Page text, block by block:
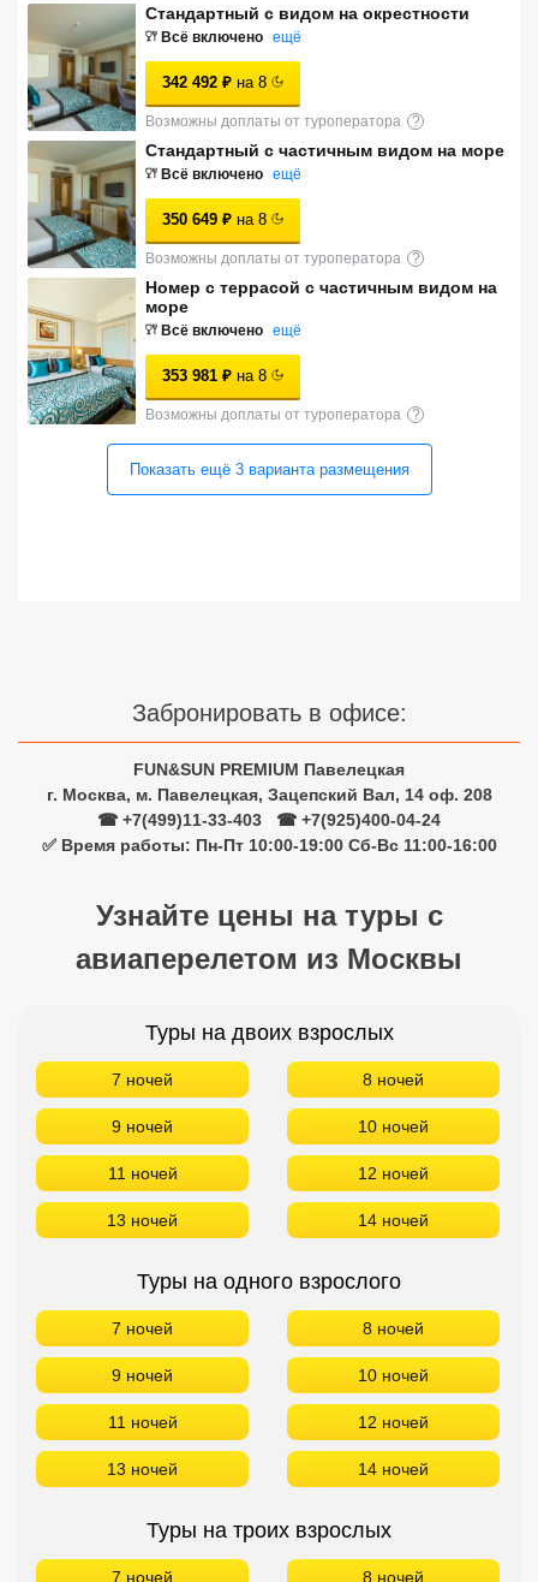
Стандартный с видом на окрестности
Всё включено ещё
342 492 ₽ на 8
Возможны доплаты от туроператора ?
Стандартный с частичным видом на море
Всё включено ещё
350 649 ₽ на 8
Возможны доплаты от туроператора ?
Номер с террасой с частичным видом на
море
Всё включено ещё
353 981 ₽ на 8
Возможны доплаты от туроператора ?
Показать ещё 3 вариантаразмещения
Забронировать в офисе:
FUN&SUN PREMIUM Павелецкая
г. Москва, м. Павелецкая, Зацепский Вал, 14 оф. 208
☎ +7(499)11-33-403
☎ +7(925)400-04-24
✅ Время работы: Пн-Пт 10:00-19:00 Сб-Вс 11:00-16:00
Узнайте цены на туры с
авиаперелетом из Москвы
Туры на двоих взрослых
7 ночей 8 ночей
9 ночей 10 ночей
11 ночей 12 ночей
13 ночей 14 ночей
Туры на одного взрослого
7 ночей 8 ночей
9 ночей 10 ночей
11 ночей 12 ночей
13 ночей 14 ночей
Туры на троих взрослых
7 ночей 8 ночей
Сетевые отели Египта
Сетевые отели ОАЭ
Сетевые отели Таиланда
Сетевые отели Шри Ланки
Сетевые отели Вьетнама
Сетевые отели Мальдив
Сетевые отели Бали
Сетевые отели Сейшел
Сетевые отели Маврикия